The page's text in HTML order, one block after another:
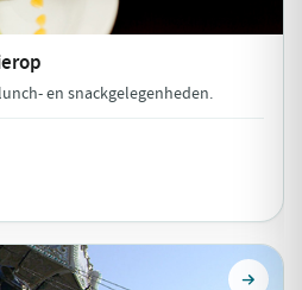
en snackgelegenheden.